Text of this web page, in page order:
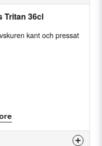
Tritan 36cl
kant och pressat